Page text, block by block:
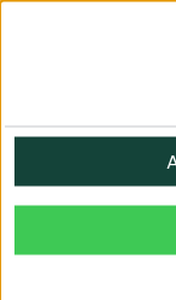
© 2026